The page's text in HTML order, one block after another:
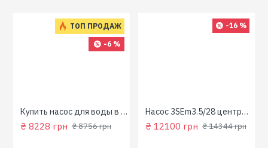
ТОП ПРОДАЖ
-6 %
Купить насос для воды в колодец (800 Вт, напор: 43м, производит: 90 л/мин) GARDEN 1000-4-Robot "NPO"
₴ 8228 грн ₴ 8756 грн
-16 %
Насос 3SEm3.5/28 центробежный скважинный 1,5кВт Н107м 90л/мин Ø80мм Aquatica Dongyin 777395
₴ 12100 грн ₴ 14344 грн